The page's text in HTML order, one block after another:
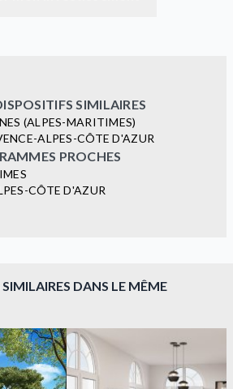
SIMILAIRES
(ALPES-MARITIMES)
ALPES-CÔTE D'AZUR
PROCHES
CÔTE D'AZUR
DANS LE MÊME